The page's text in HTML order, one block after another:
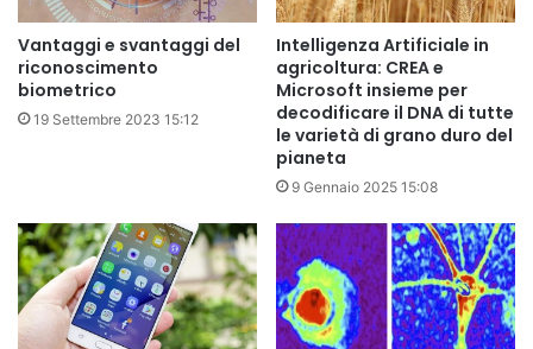
Vantaggi e svantaggi del
riconoscimento
biometrico
19 Settembre 2023 15:12
Intelligenza Artificiale in
agricoltura: CREA e
Microsoft insieme per
decodificare il DNA di tutte
le varietà di grano duro del
pianeta
9 Gennaio 2025 15:08